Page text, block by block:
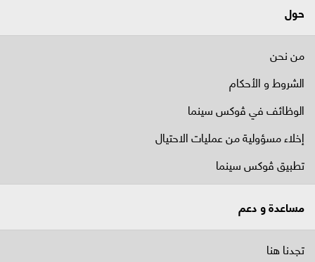
حول
من نحن
الشروط و الأحكام
الوظائف في ﭬوكس سينما
إخلاء مسؤولية من عمليات الاحتيال
تطبيق ڤوكس سينما
مساعدة و دعم
تجدنا هنا